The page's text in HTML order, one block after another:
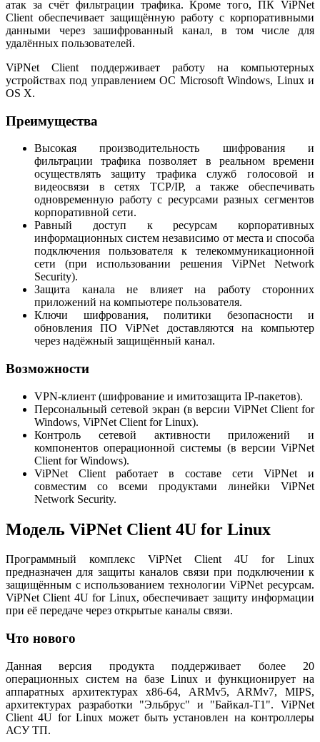
атак за счёт фильтрации трафика. Кроме того, ПК ViPNet
Client обеспечивает защищённую работу с корпоративными
данными через зашифрованный канал, в том числе для
удалённых пользователей.
ViPNet Client поддерживает работу на компьютерных
устройствах под управлением ОС Microsoft Windows, Linux и
OS X.
Преимущества
Высокая производительность шифрования и
фильтрации трафика позволяет в реальном времени
осуществлять защиту трафика служб голосовой и
видеосвязи в сетях TCP/IP, а также обеспечивать
одновременную работу с ресурсами разных сегментов
корпоративной сети.
Равный доступ к ресурсам корпоративных
информационных систем независимо от места и способа
подключения пользователя к телекоммуникационной
сети (при использовании решения ViPNet Network
Security).
Защита канала не влияет на работу сторонних
приложений на компьютере пользователя.
Ключи шифрования, политики безопасности и
обновления ПО ViPNet доставляются на компьютер
через надёжный защищённый канал.
Возможности
VPN-клиент (шифрование и имитозащита IP-пакетов).
Персональный сетевой экран (в версии ViPNet Client for
Windows, ViPNet Client for Linux).
Контроль сетевой активности приложений и
компонентов операционной системы (в версии ViPNet
Client for Windows).
ViPNet Client работает в составе сети ViPNet и
совместим со всеми продуктами линейки ViPNet
Network Security.
Модель ViPNet Client 4U for Linux
Программный комплекс ViPNet Client 4U for Linux
предназначен для защиты каналов связи при подключении к
защищённым с использованием технологии ViPNet ресурсам.
ViPNet Client 4U for Linux, обеспечивает защиту информации
при её передаче через открытые каналы связи.
Что нового
Данная версия продукта поддерживает более 20
операционных систем на базе Linux и функционирует на
аппаратных архитектурах x86-64, ARMv5, ARMv7, MIPS,
архитектурах разработки "Эльбрус" и "Байкал-Т1". ViPNet
Client 4U for Linux может быть установлен на контроллеры
АСУ ТП.